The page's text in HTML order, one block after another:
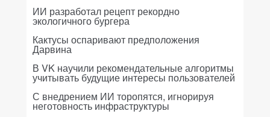
ИИ разработал рецепт рекордно
экологичного бургера
Кактусы оспаривают предположения
Дарвина
В VK научили рекомендательные алгоритмы
учитывать будущие интересы пользователей
С внедрением ИИ торопятся, игнорируя
неготовность инфраструктуры